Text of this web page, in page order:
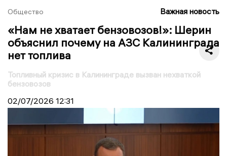
Общество Важная новость
«Нам не хватает бензовозов!»: Шерин
объяснил почему на АЗС Калининграда
нет топлива
Топливный кризис в Калининграде вызван нехваткой
бензовозов
02/07/2026 12:31